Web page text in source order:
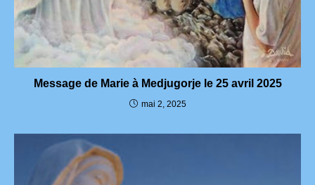
Message de Marie à Medjugorje le 25 avril 2025
mai 2, 2025